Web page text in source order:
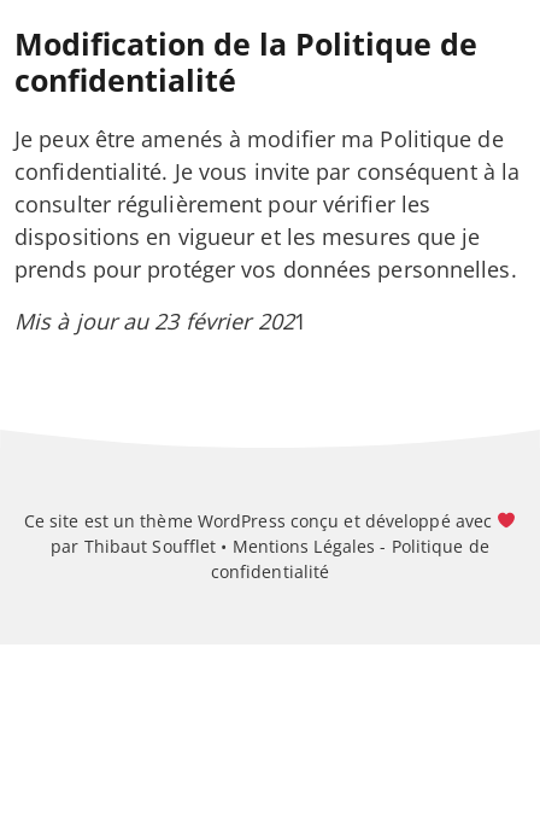
Modification de la Politique de
confidentialité
Je peux être amenés à modifier ma Politique de
confidentialité. Je vous invite par conséquent à la
consulter régulièrement pour vérifier les
dispositions en vigueur et les mesures que je
prends pour protéger vos données personnelles.
Mis à jour au 23 février 2021
Ce site est un thème WordPress conçu et développé avec
par Thibaut Soufflet • Mentions Légales - Politique de
confidentialité